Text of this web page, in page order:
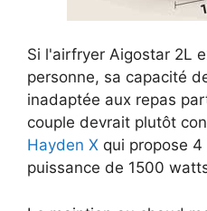
Si l'airfryer Aigostar 2L
personne, sa capacité
inadaptée aux repas
couple devrait plutôt
Hayden X qui propose
puissance de 1500